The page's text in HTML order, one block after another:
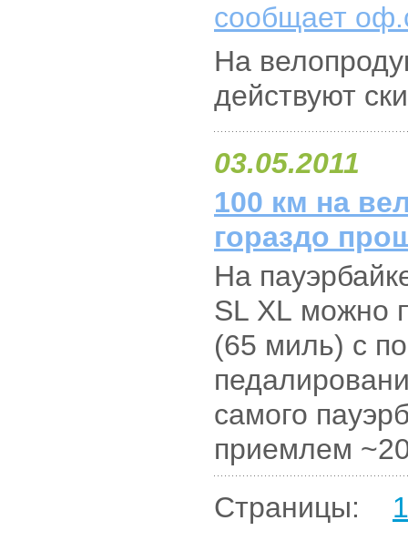
сообщает
На
действуют
03.05.2011
100 км на
гораздо
На
SL XL можно
(65 миль) с
самого
приемлем
Страницы: 1